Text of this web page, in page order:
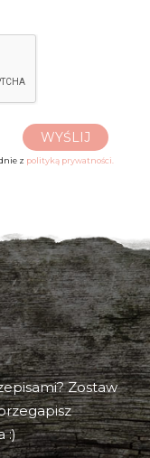
WYŚLIJ
z polityką prywatności.
Zostaw
:)